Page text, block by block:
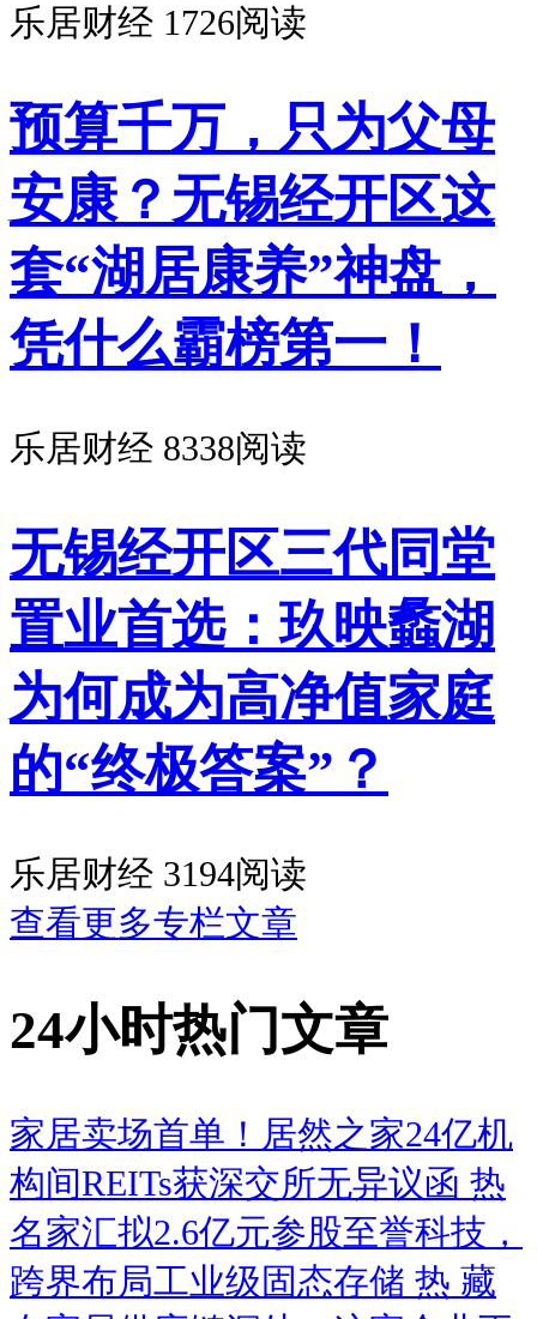
乐居财经 1726阅读
预算千万，只为父母
安康？无锡经开区这
套“湖居康养”神盘，
凭什么霸榜第一！
乐居财经 8338阅读
无锡经开区三代同堂
置业首选：玖映蠡湖
为何成为高净值家庭
的“终极答案”？
乐居财经 3194阅读
查看更多专栏文章
24小时热门文章
家居卖场首单！居然之家24亿机
构间REITs获深交所无异议函 热
名家汇拟2.6亿元参股至誉科技，
跨界布局工业级固态存储 热 藏